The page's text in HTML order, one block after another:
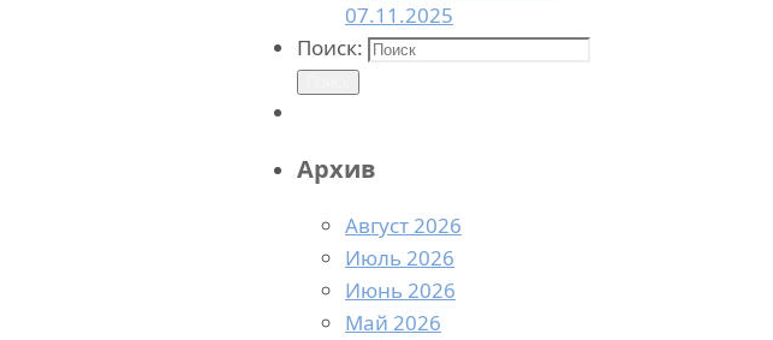
07.11.2025
Поиск:
Архив
Август 2026
Июль 2026
Июнь 2026
Май 2026